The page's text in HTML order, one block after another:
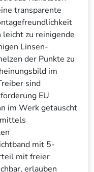
transparente
zu reinigende
Linsen-
der Punkte zu
im
sind
EU
im Werk getauscht
mit 5-
mit freier
erlauben